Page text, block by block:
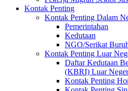
Kontak Penting
Kontak Penting Dalam
Pemerintahan
Kedutaan
NGO/Serikat
Kontak Penting Luar
Daftar Kedutaan
(KBRI) Luar
Kontak Penting